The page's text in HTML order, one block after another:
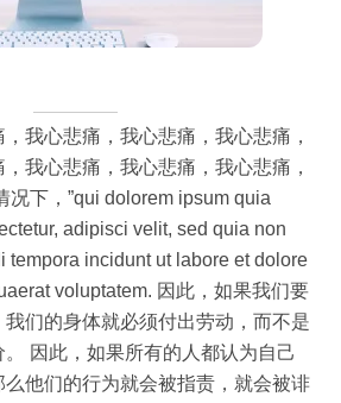
我心悲痛，我心悲痛，我心悲痛，
我心悲痛，我心悲痛，我心悲痛，
况下，”qui dolorem ipsum quia
adipisci velit, sed quia non
tempora incidunt ut labore et dolore
voluptatem. 因此，如果我们要
们的身体就必须付出劳动，而不是
因此，如果所有的人都认为自己
他们的行为就会被指责，就会被诽